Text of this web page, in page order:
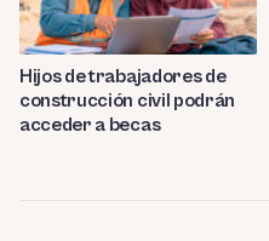
Hijos de trabajadores de
construcción civil podrán
acceder a becas